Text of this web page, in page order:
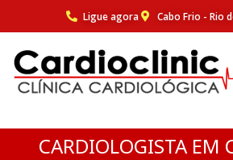
para
o
Ligue agora Cabo Frio - Rio
CARDIOLOGISTA EM